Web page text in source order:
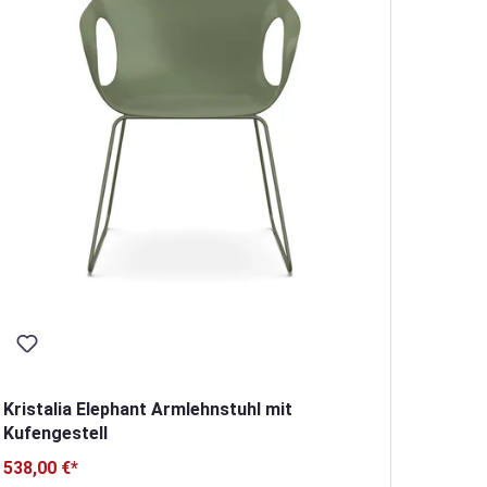
Kristalia Elephant Armlehnstuhl mit
Kufengestell
538,00 €*